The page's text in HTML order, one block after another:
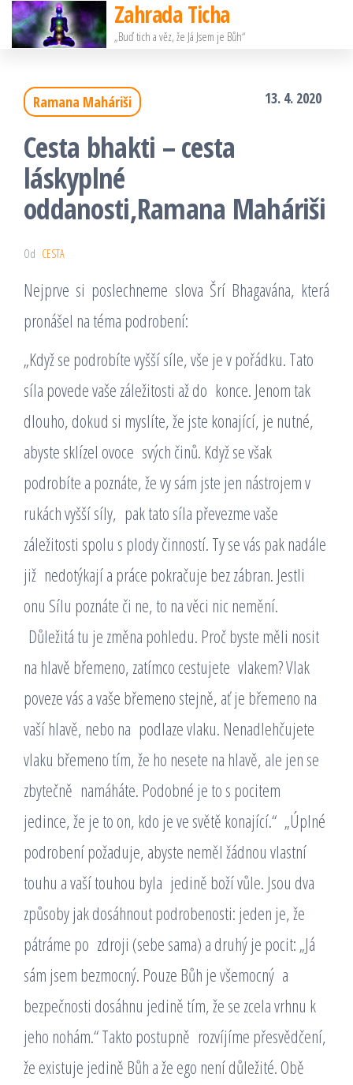
Přeskočit
na
Zahrada Ticha
„Buď tich a věz, že Já Jsem je Bůh“
Ramana Maháriši 13. 4. 2020
Cesta bhakti – cesta
láskyplné
oddanosti,Ramana Maháriši
Od CESTA
Nejprve si poslechneme slova Šrí Bhagavána, která
pronášel na téma podrobení:
„Když se podrobíte vyšší síle, vše je v pořádku. Tato
síla povede vaše záležitosti až do konce. Jenom tak
dlouho, dokud si myslíte, že jste konající, je nutné,
abyste sklízel ovoce svých činů. Když se však
podrobíte a poznáte, že vy sám jste jen nástrojem v
rukách vyšší síly, pak tato síla převezme vaše
záležitosti spolu s plody činností. Ty se vás pak nadále
již nedotýkají a práce pokračuje bez zábran. Jestli
onu Sílu poznáte či ne, to na věci nic nemění.
Důležitá tu je změna pohledu. Proč byste měli nosit
na hlavě břemeno, zatímco cestujete vlakem? Vlak
poveze vás a vaše břemeno stejně, ať je břemeno na
vaší hlavě, nebo na podlaze vlaku. Nenadlehčujete
vlaku břemeno tím, že ho nesete na hlavě, ale jen se
zbytečně namáháte. Podobné je to s pocitem
jedince, že je to on, kdo je ve světě konající.“ „Úplné
podrobení požaduje, abyste neměl žádnou vlastní
touhu a vaší touhou byla jedině boží vůle. Jsou dva
způsoby jak dosáhnout podrobenosti: jeden je, že
pátráme po zdroji (sebe sama) a druhý je pocit: „Já
sám jsem bezmocný. Pouze Bůh je všemocný a
bezpečnosti dosáhnu jedině tím, že se zcela vrhnu k
jeho nohám.“ Takto postupně rozvíjíme přesvědčení,
že existuje jedině Bůh a že ego není důležité. Obě